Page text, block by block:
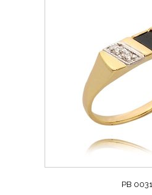
PB 0031